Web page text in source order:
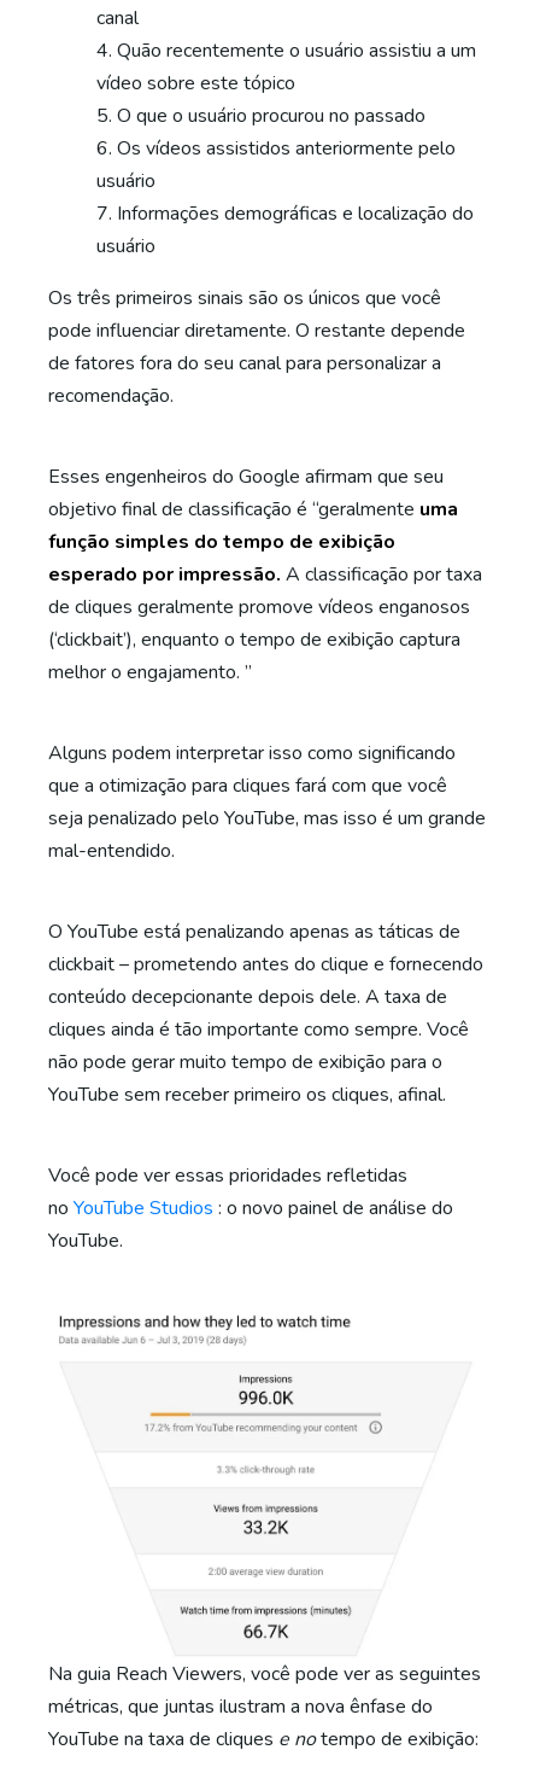
canal
Quão recentemente o usuário assistiu a um
vídeo sobre este tópico
O que o usuário procurou no passado
Os vídeos assistidos anteriormente pelo
usuário
Informações demográficas e localização do
usuário
Os três primeiros sinais são os únicos que você
pode influenciar diretamente. O restante depende
de fatores fora do seu canal para personalizar a
recomendação.
Esses engenheiros do Google afirmam que seu
objetivo final de classificação é “geralmente uma
função simples do tempo de exibição
esperado por impressão. A classificação por taxa
de cliques geralmente promove vídeos enganosos
(‘clickbait’), enquanto o tempo de exibição captura
melhor o engajamento. ”
Alguns podem interpretar isso como significando
que a otimização para cliques fará com que você
seja penalizado pelo YouTube, mas isso é um grande
mal-entendido.
O YouTube está penalizando apenas as táticas de
clickbait – prometendo antes do clique e fornecendo
conteúdo decepcionante depois dele. A taxa de
cliques ainda é tão importante como sempre. Você
não pode gerar muito tempo de exibição para o
YouTube sem receber primeiro os cliques, afinal.
Você pode ver essas prioridades refletidas
no YouTube Studios : o novo painel de análise do
YouTube.
Na guia Reach Viewers, você pode ver as seguintes
métricas, que juntas ilustram a nova ênfase do
YouTube na taxa de cliques e notempo de exibição: